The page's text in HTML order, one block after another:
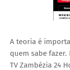
A teoria é
quem sabe
TV Zambézia 24